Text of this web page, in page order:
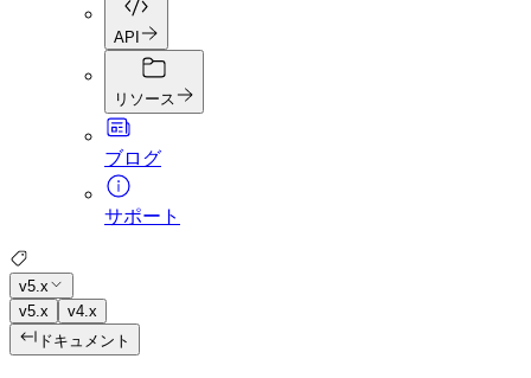
API
リソース
ブログ
サポート
v5.x
v5.x
v4.x
ドキュメント